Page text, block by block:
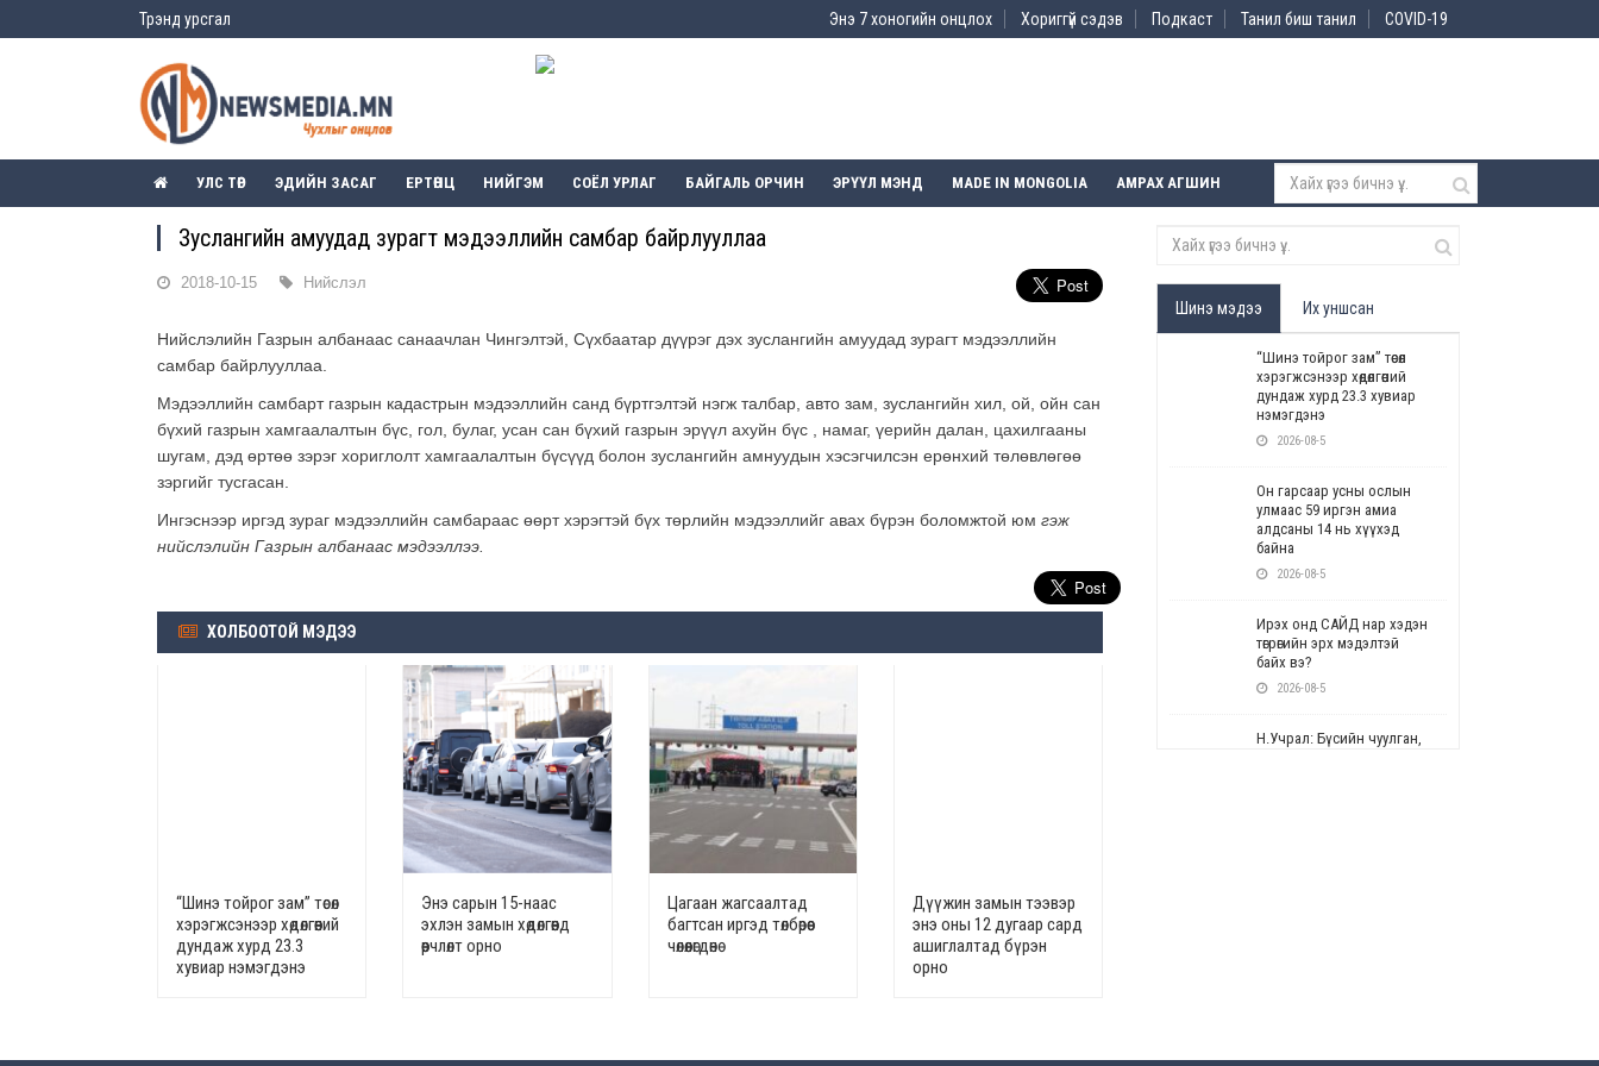
Трэнд урсгал Энэ 7 хоногийн онцлох Хориггүй сэдэв Подкаст Танил биш танил COVID-19
УЛС ТӨР ЭДИЙН ЗАСАГ ЕРТӨНЦ НИЙГЭМ СОЁЛ УРЛАГ БАЙГАЛЬ ОРЧИН ЭРҮҮЛ МЭНД MADE IN MONGOLIA АМРАХ АГШИН
Зуслангийн амуудад зурагт мэдээллийн самбар байрлууллаа
2018-10-15 Нийслэл
Нийслэлийн Газрын албанаас санаачлан Чингэлтэй, Сүхбаатар дүүрэг дэх зуслангийн амуудад зурагт мэдээллийн
самбар байрлууллаа.
Мэдээллийн самбарт газрын кадастрын мэдээллийн санд бүртгэлтэй нэгж талбар, авто зам, зуслангийн хил, ой, ойн сан
бүхий газрын хамгаалалтын бүс, гол, булаг, усан сан бүхий газрын эрүүл ахуйн бүс , намаг, үерийн далан, цахилгааны
шугам, дэд өртөө зэрэг хориглолт хамгаалалтын бүсүүд болон зуслангийн амнуудын хэсэгчилсэн ерөнхий төлөвлөгөө
зэргийг тусгасан.
Ингэснээр иргэд зураг мэдээллийн самбараас өөрт хэрэгтэй бүх төрлийн мэдээллийг авах бүрэн боломжтой юм гэж
нийслэлийн Газрын албанаас мэдээллээ.
ХОЛБООТОЙ МЭДЭЭ
“Шинэ тойрог зам” төсөл
хэрэгжсэнээр хөдөлгөөний
дундаж хурд 23.3
хувиар нэмэгдэнэ
Энэ сарын 15-наас
эхлэн замын хөдөлгөөнд
өөрчлөлт орно
Цагаан жагсаалтад
багтсан иргэд төлбөрөөс
чөлөөлөгдөнө
Дүүжин замын тээвэр
энэ оны 12 дугаар сард
ашиглалтад бүрэн
орно
Шинэ мэдээ Их уншсан
“Шинэ тойрог зам” төсөл
хэрэгжсэнээр хөдөлгөөний
дундаж хурд 23.3 хувиар
нэмэгдэнэ
2026-08-5
Он гарсаар усны ослын
улмаас 59 иргэн амиа
алдсаны 14 нь хүүхэд
байна
2026-08-5
Ирэх онд САЙД нар хэдэн
төгрөгийн эрх мэдэлтэй
байх вэ?
2026-08-5
Н.Учрал: Бүсийн чуулган,